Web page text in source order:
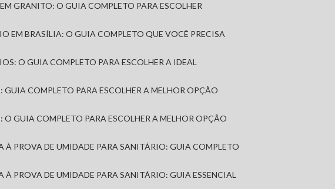
GRANITO: O GUIA COMPLETO PARA ESCOLHER
EM BRASÍLIA: O GUIA COMPLETO QUE VOCÊ PRECISA
O GUIA COMPLETO PARA ESCOLHER A IDEAL
GUIA COMPLETO PARA ESCOLHER A MELHOR OPÇÃO
O GUIA COMPLETO PARA ESCOLHER A MELHOR OPÇÃO
À PROVA DE UMIDADE PARA SANITÁRIO: GUIA COMPLETO
À PROVA DE UMIDADE PARA SANITÁRIO: GUIA ESSENCIAL